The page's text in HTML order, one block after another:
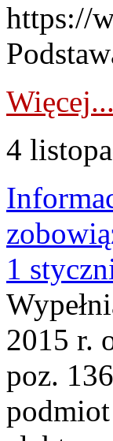
https://
Więcej...
4
1
2015 r.
poz.
podmiot